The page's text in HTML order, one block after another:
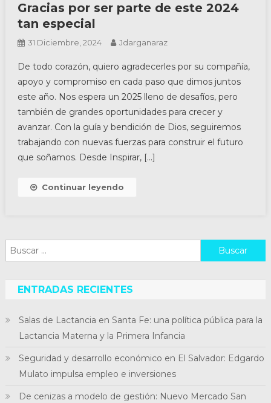
Gracias por ser parte de este 2024
tan especial
31 Diciembre, 2024 Jdarganaraz
De todo corazón, quiero agradecerles por su compañía,
apoyo y compromiso en cada paso que dimos juntos
este año. Nos espera un 2025 lleno de desafíos, pero
también de grandes oportunidades para crecer y
avanzar. Con la guía y bendición de Dios, seguiremos
trabajando con nuevas fuerzas para construir el futuro
que soñamos. Desde Inspirar, […]
Continuar leyendo
Buscar:
ENTRADAS RECIENTES
Salas de Lactancia en Santa Fe: una política pública para la
Lactancia Materna y la Primera Infancia
Seguridad y desarrollo económico en El Salvador: Edgardo
Mulato impulsa empleo e inversiones
De cenizas a modelo de gestión: Nuevo Mercado San